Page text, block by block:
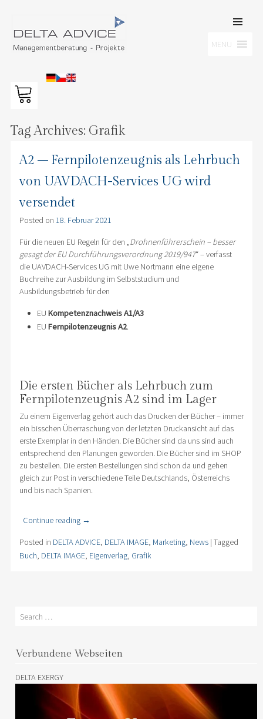
CONTENT
MENU
Tag Archives: Grafik
A2 – Fernpilotenzeugnis als Lehrbuch
von UAVDACH-Services UG wird
versendet
Posted on 18. Februar 2021
Für die neuen EU Regeln für den „Drohnenführerschein – besser
gesagt der EU Durchführungsverordnung 2019/947“ – verfasst
die UAVDACH-Services UG mit Uwe Nortmann eine eigene
Buchreihe zur Ausbildung im Selbststudium und
Ausbildungsbetrieb für den
EU Kompetenznachweis A1/A3
EU Fernpilotenzeugnis A2.
Die ersten Bücher als Lehrbuch zum
Fernpilotenzeugnis A2 sind im Lager
Zu einem Eigenverlag gehört auch das Drucken der Bücher – immer
ein bisschen Überraschung von der letzten Druckansicht auf das
erste Exemplar in den Händen. Die Bücher sind da uns sind auch
entsprechend den Planungen geworden. Die Bücher sind im SHOP
zu bestellen. Die ersten Bestellungen sind schon da und gehen
gleich zur Post in verschiedene Teile Deutschlands, Österreichs
und bis nach Spanien.
Continue reading →
Posted in DELTA ADVICE, DELTA IMAGE, Marketing, News | Tagged
Buch, DELTA IMAGE, Eigenverlag, Grafik
Search
Verbundene Webseiten
DELTA EXERGY